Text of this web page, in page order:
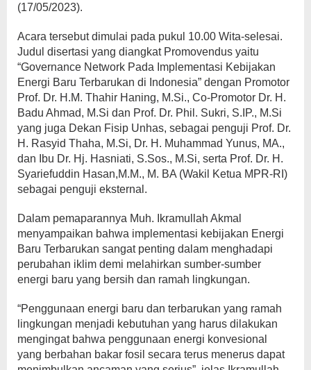
(17/05/2023).
Acara tersebut dimulai pada pukul 10.00 Wita-selesai.
Judul disertasi yang diangkat Promovendus yaitu
“Governance Network Pada Implementasi Kebijakan
Energi Baru Terbarukan di Indonesia” dengan Promotor
Prof. Dr. H.M. Thahir Haning, M.Si., Co-Promotor Dr. H.
Badu Ahmad, M.Si dan Prof. Dr. Phil. Sukri, S.IP., M.Si
yang juga Dekan Fisip Unhas, sebagai penguji Prof. Dr.
H. Rasyid Thaha, M.Si, Dr. H. Muhammad Yunus, MA.,
dan Ibu Dr. Hj. Hasniati, S.Sos., M.Si, serta Prof. Dr. H.
Syariefuddin Hasan,M.M., M. BA (Wakil Ketua MPR-RI)
sebagai penguji eksternal.
Dalam pemaparannya Muh. Ikramullah Akmal
menyampaikan bahwa implementasi kebijakan Energi
Baru Terbarukan sangat penting dalam menghadapi
perubahan iklim demi melahirkan sumber-sumber
energi baru yang bersih dan ramah lingkungan.
“Penggunaan energi baru dan terbarukan yang ramah
lingkungan menjadi kebutuhan yang harus dilakukan
mengingat bahwa penggunaan energi konvesional
yang berbahan bakar fosil secara terus menerus dapat